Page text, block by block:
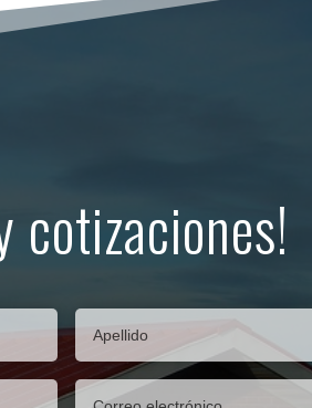
cotizaciones!